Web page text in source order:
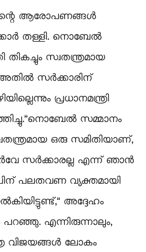
ആരോപണങ്ങൾ
തള്ളി. നൊബേൽ
തികച്ചും സ്വതന്ത്രമായ
സർക്കാരിന്
പ്രധാനമന്ത്രി
സമ്മാനം
ഒരു സമിതിയാണ്,
സർക്കാരല്ല എന്ന് ഞാൻ
പലതവണ വ്യക്തമായി
അദ്ദേഹം
പറഞ്ഞു. എന്നിരുന്നാലും,
വിജയങ്ങൾ ലോകം